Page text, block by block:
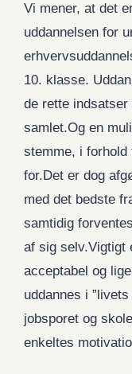
Vi mener, at det
uddannelsen for
10. klasse.
de rette
samlet.Og en
stemme, i forhold
for.Det er dog
med det bedste
samtidig
af sig selv.Vigtigt
acceptabel og
uddannes i
jobsporet og
enkeltes